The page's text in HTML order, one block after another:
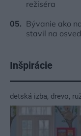
režiséra
Bývanie ako
stavil na
Inšpirácie
detská izba, drevo,